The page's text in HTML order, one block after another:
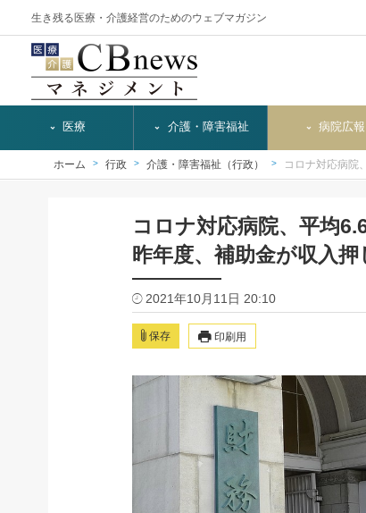
生き残る医療・介護経営のためのウェブマガジン
医療 介護・障害福祉 病院広報
ホーム 行政 介護・障害福祉（行政） コロナ対応病院
コロナ対応病院、平均
昨年度、補助金が収入押
2021年10月11日 20:10
保存 印刷用